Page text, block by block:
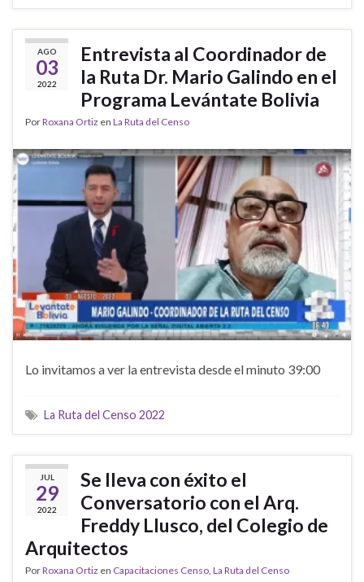
AGO
03
2022
Entrevista al Coordinador de
la Ruta Dr. Mario Galindo en el
Programa Levántate Bolivia
PorRoxana Ortiz en La Ruta del Censo
Lo invitamos a ver la entrevista desde el minuto 39:00
La Ruta del Censo 2022
JUL
29
2022
Se lleva con éxito el
Conversatorio con el Arq.
Freddy Llusco, del Colegio de
Arquitectos
PorRoxana Ortiz en Capacitaciones Censo La Ruta del Censo